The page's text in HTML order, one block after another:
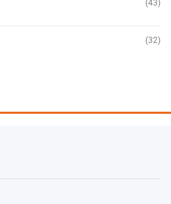
(43)
(32)